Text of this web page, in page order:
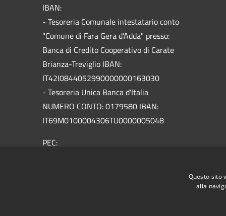
IBAN:
- Tesoreria Comunale intestatario conto
"Comune di Fara Gera d'Adda" presso:
Banca di Credito Cooperativo di Carate
Brianza-Treviglio IBAN:
IT42I0844052990000000163030
- Tesoreria Unica Banca d'Italia
NUMERO CONTO: 0179580 IBAN:
IT69M0100004306TU0000005048
PEC:
Questo sito
alla